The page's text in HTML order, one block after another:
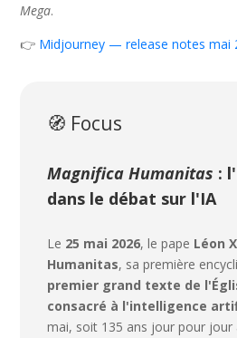
Mega.
👉 Midjourney — release notes mai
🧭 Focus
Magnifica Humanitas :
dans le débat sur l'IA
Le 25 mai 2026, le pape Léon
Humanitas, sa première
premier grand texte de
consacré à l'intelligence
mai, soit 135 ans jour pour